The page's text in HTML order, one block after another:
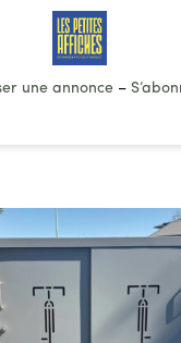
une annonce–